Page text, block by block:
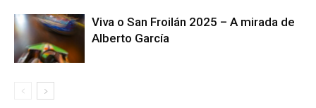
Viva o San Froilán 2025 – A mirada de
Alberto García